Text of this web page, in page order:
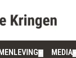
MEDIA